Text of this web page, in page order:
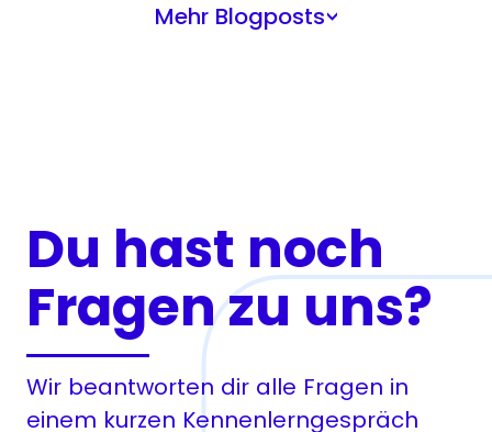
Mehr Blogposts>
Du hast noch
Fragen zu uns?
Wir beantworten dir alle Fragen in
einem kurzen Kennenlerngespräch